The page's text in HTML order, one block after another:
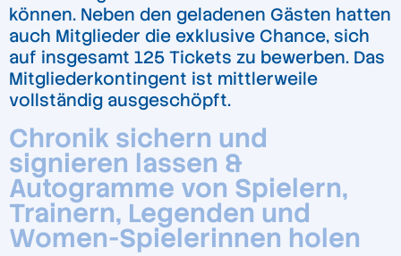
können. Neben den geladenen Gästen hatten
auch Mitglieder die exklusive Chance, sich
auf insgesamt 125 Tickets zu bewerben. Das
Mitgliederkontingent ist mittlerweile
vollständig ausgeschöpft.
Chronik sichern und
signieren lassen &
Autogramme von Spielern,
Trainern, Legenden und
Women-Spielerinnen holen